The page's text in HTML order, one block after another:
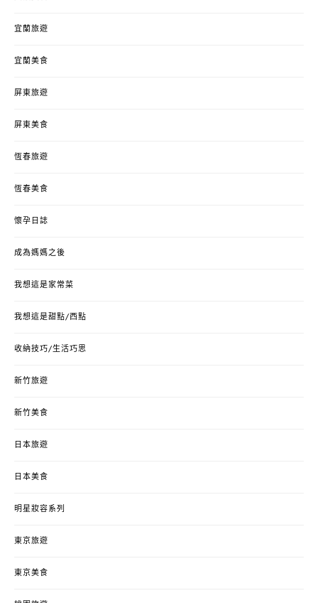
宜蘭旅遊
宜蘭美食
屏東旅遊
屏東美食
恆春旅遊
恆春美食
懷孕日誌
成為媽媽之後
我想這是家常菜
我想這是甜點/西點
收納技巧/生活巧思
新竹旅遊
新竹美食
日本旅遊
日本美食
明星妝容系列
東京旅遊
東京美食